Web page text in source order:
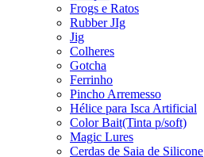
Frogs e Ratos
Rubber JIg
Jig
Colheres
Gotcha
Ferrinho
Pincho Arremesso
Hélice para Isca Artificial
Color Bait(Tinta p/soft)
Magic Lures
Cerdas de Saia de Silicone